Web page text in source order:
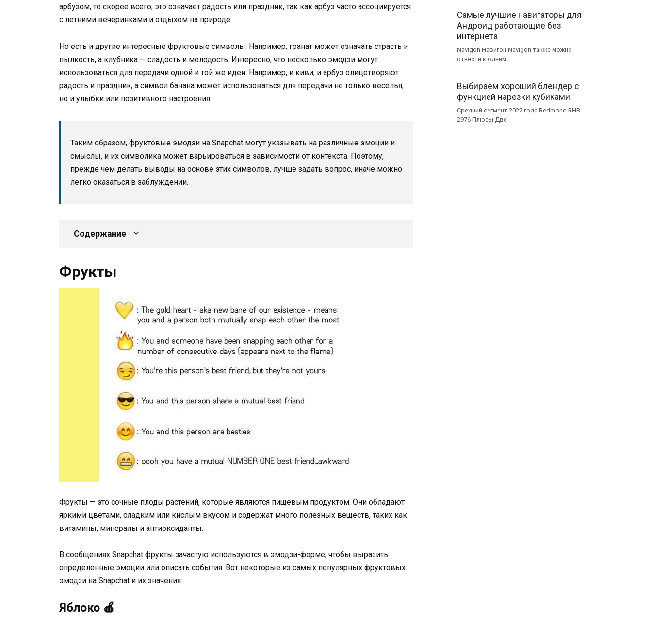
арбузом, то скорее всего, это означает радость или праздник, так как арбуз часто ассоциируется
с летними вечеринками и отдыхом на природе.
Но есть и другие интересные фруктовые символы. Например, гранат может означать страсть и
пылкость, а клубника — сладость и молодость. Интересно, что несколько эмодзи могут
использоваться для передачи одной и той же идеи. Например, и киви, и арбуз олицетворяют
радость и праздник, а символ банана может использоваться для передачи не только веселья,
но и улыбки или позитивного настроения.
Таким образом, фруктовые эмодзи на Snapchat могут указывать на различные эмоции и
смыслы, и их символика может варьироваться в зависимости от контекста. Поэтому,
прежде чем делать выводы на основе этих символов, лучше задать вопрос, иначе можно
легко оказаться в заблуждении.
Содержание
Фрукты
Фрукты — это сочные плоды растений, которые являются пищевым продуктом. Они обладают
яркими цветами, сладким или кислым вкусом и содержат много полезных веществ, таких как
витамины, минералы и антиоксиданты.
В сообщениях Snapchat фрукты зачастую используются в эмодзи-форме, чтобы выразить
определенные эмоции или описать события. Вот некоторые из самых популярных фруктовых
эмодзи на Snapchat и их значения:
Яблоко 🍎
Самые лучшие навигаторы для
Андроид работающие без
интернета
Navigon Навигон Navigon также можно
отнести к одним
Выбираем хороший блендер с
функцией нарезки кубиками
Средний сегмент 2022 года Redmond RHB-
2976 Плюсы Две